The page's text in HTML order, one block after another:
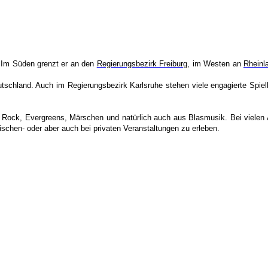
Süden grenzt er an den Regierungsbezirk Freiburg, im Westen an
Auch im Regierungsbezirk Karlsruhe stehen viele engagierte
Evergreens, Märschen und natürlich auch aus Blasmusik. Bei
oder aber auch bei privaten Veranstaltungen zu erleben.